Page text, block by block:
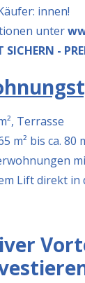
innen!
unter
SICHERN -
Terrasse
m² bis ca.
Lift direkt in